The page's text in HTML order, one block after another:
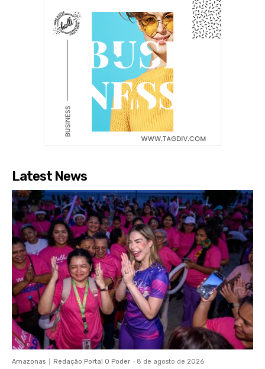
Latest News
Amazonas Redação Portal O Poder - 8 de agosto de 2026